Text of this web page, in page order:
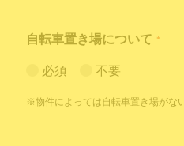
自転車置き場について *
必須 不要
※物件によっては自転車置き場がな